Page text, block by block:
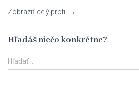
Zobraziť celý profil →
Hľadáš niečo konkrétne?
H
ľ
Hľadať …